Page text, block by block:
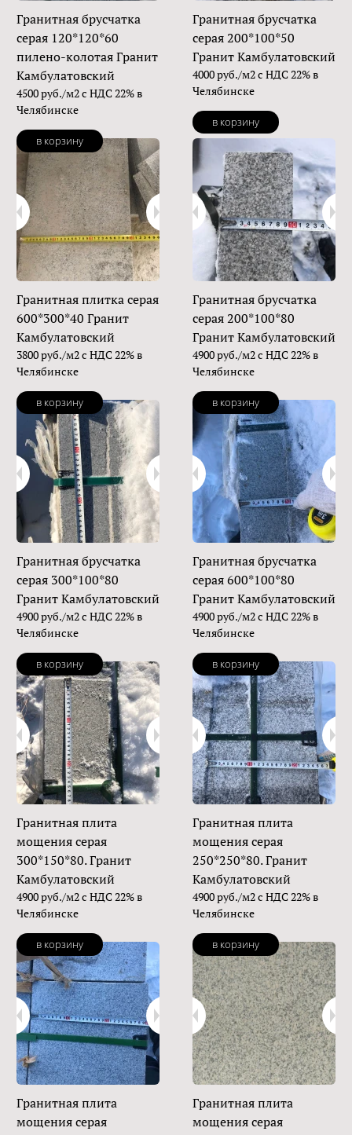
Гранитная брусчатка
серая 120*120*60
пилено-колотая Гранит
Камбулатовский
4500 руб./м2 с НДС 22% в
Челябинске
в корзину
Гранитная брусчатка
серая 200*100*50
Гранит Камбулатовский
4000 руб./м2 с НДС 22% в
Челябинске
в корзину
Гранитная плитка серая
600*300*40 Гранит
Камбулатовский
3800 руб./м2 с НДС 22% в
Челябинске
в корзину
Гранитная брусчатка
серая 200*100*80
Гранит Камбулатовский
4900 руб./м2 с НДС 22% в
Челябинске
в корзину
Гранитная брусчатка
серая 300*100*80
Гранит Камбулатовский
4900 руб./м2 с НДС 22% в
Челябинске
в корзину
Гранитная брусчатка
серая 600*100*80
Гранит Камбулатовский
4900 руб./м2 с НДС 22% в
Челябинске
в корзину
Гранитная плита
мощения серая
300*150*80. Гранит
Камбулатовский
4900 руб./м2 с НДС 22% в
Челябинске
в корзину
Гранитная плита
мощения серая
250*250*80. Гранит
Камбулатовский
4900 руб./м2 с НДС 22% в
Челябинске
в корзину
Гранитная плита
мощения серая
Гранитная плита
мощения серая